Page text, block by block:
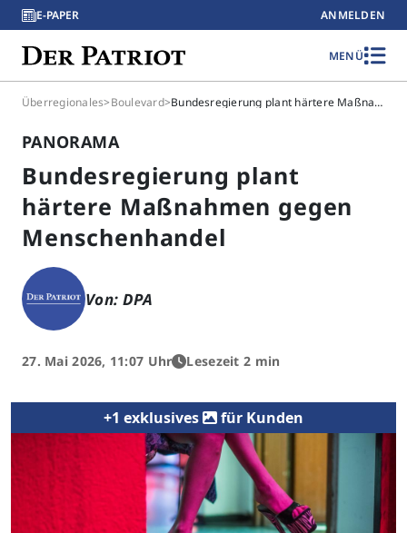
E-PAPER ANMELDEN
MENÜ
Überregionales>Boulevard> Bundesregierung plant härtere Maßnahmen gegen Menschenhandel
PANORAMA
Bundesregierung plant
härtere Maßnahmen gegen
Menschenhandel
Von: DPA
27. Mai 2026, 11:07 Uhr Lesezeit 2 min
+1 exklusives für Kunden